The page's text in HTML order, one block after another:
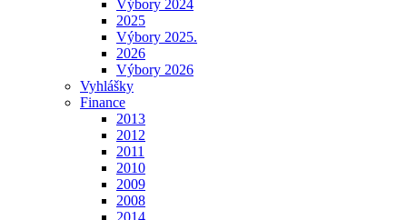
Výbory 2024
2025
Výbory 2025.
2026
Výbory 2026
Vyhlášky
Finance
2013
2012
2011
2010
2009
2008
2014